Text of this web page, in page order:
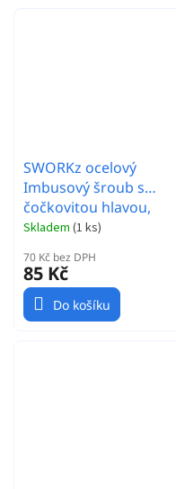
SWORKz ocelový
Imbusový šroub s
čočkovitou hlavou,
M2,5x8mm, 10 ks.
Skladem (1 ks)
70 Kč bez DPH
85 Kč
Do košíku